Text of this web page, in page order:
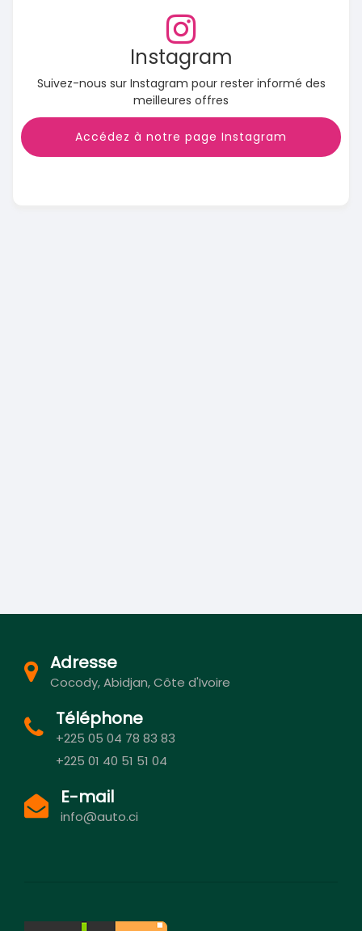
Instagram
Suivez-nous sur Instagram pour rester informé des
meilleures offres
Accédez à notre page Instagram
Adresse
Cocody, Abidjan, Côte d'Ivoire
Téléphone
+225 05 04 78 83 83
+225 01 40 51 51 04
E-mail
info@auto.ci